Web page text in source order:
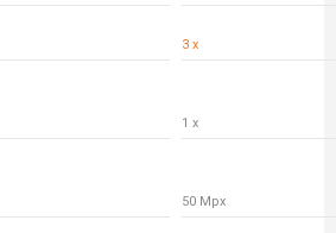
3 x
1 x
50 Mpx